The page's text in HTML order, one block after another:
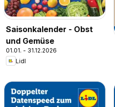
Saisonkalender - Obst
und Gemüse
01.01. - 31.12.2026
Lidl